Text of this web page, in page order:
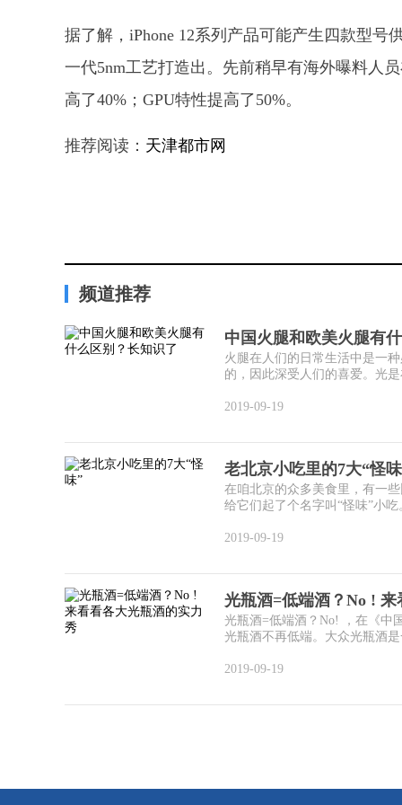
据了解，iPhone 12系列产品可能产生四款型号
一代5nm工艺打造出。先前稍早有海外曝料人
高了40%；GPU特性提高了50%。
推荐阅读： 天津都市网
频道推荐
中国火腿和欧美火腿有
火腿在人们的日常生活中是一
的，因此深受人们的喜爱。光
2019-09-19
老北京小吃里的7大“怪
在咱北京的众多美食里，有一
给它们起了个名字叫“怪味”小
2019-09-19
光瓶酒=低端酒？No !
光瓶酒=低端酒？No! ，在《中
光瓶酒不再低端。大众光瓶酒
2019-09-19